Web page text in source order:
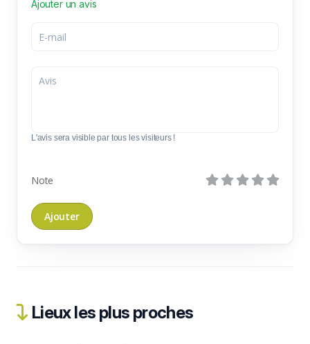
Ajouter un avis
L'avis sera visible par tous les visiteurs !
Note
Lieux les plus proches